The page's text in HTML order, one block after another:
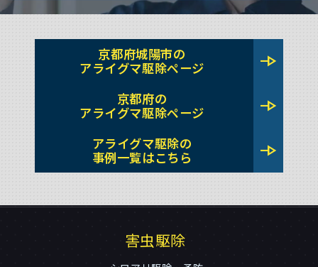
京都府城陽市の
アライグマ駆除ページ
line_end_arrow
京都府の
アライグマ駆除ページ
line_end_arrow
アライグマ駆除の
事例一覧はこちら
line_end_arrow
害虫駆除